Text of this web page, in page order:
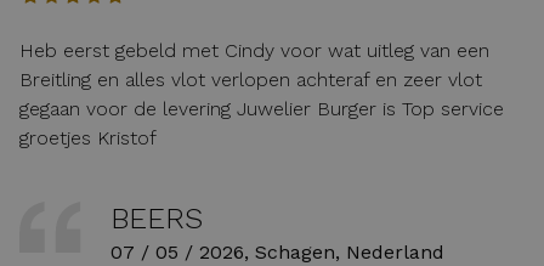
Heb eerst gebeld met Cindy voor wat uitleg van een
Breitling en alles vlot verlopen achteraf en zeer vlot
gegaan voor de levering Juwelier Burger is Top service
groetjes Kristof
BEERS
07 / 05 / 2026, Schagen, Nederland